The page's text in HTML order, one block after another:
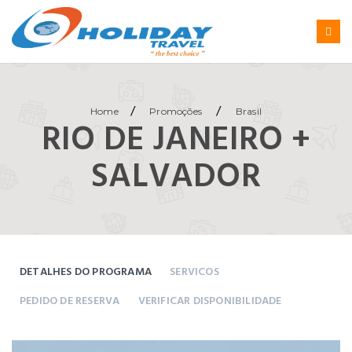
Home / Promoções / Brasil
RIO DE JANEIRO +
SALVADOR
DETALHES DO PROGRAMA
SERVICOS
PEDIDO DE RESERVA
VERIFICAR DISPONIBILIDADE